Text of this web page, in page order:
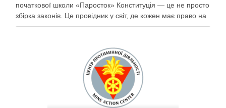
початкової школи «Паросток» Конституція — це не просто
збірка законів. Це провідник у світ, де кожен має право на
щасливе дитинство, освіту, безпеку та мрії під мирним